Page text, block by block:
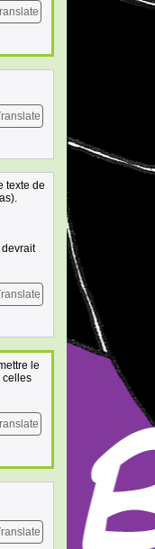
texte de
le
celles